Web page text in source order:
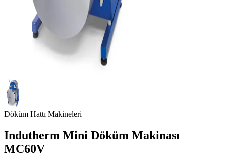
Döküm Hattı Makineleri
Indutherm Mini Döküm Makinası
MC60V